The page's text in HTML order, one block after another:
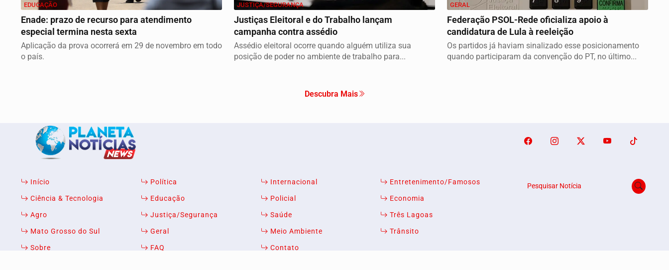
EDUCAÇÃO
Enade: prazo de recurso para atendimento
especial termina nesta sexta
Aplicação da prova ocorrerá em 29 de novembro em todo
o país.
JUSTIÇA/SEGURANÇA
Justiças Eleitoral e do Trabalho lançam
campanha contra assédio
Assédio eleitoral ocorre quando alguém utiliza sua
posição de poder no ambiente de trabalho para...
GERAL
Federação PSOL-Rede oficializa apoio à
candidatura de Lula à reeleição
Os partidos já haviam sinalizado esse posicionamento
quando participaram da convenção do PT, no último...
Descubra Mais
Início Política Internacional
Entretenimento/Famosos
Ciência & Tecnologia
Educação Policial
Economia
Agro
Justiça/Segurança Saúde
Três Lagoas
Mato Grosso do Sul
Geral Meio Ambiente
Trânsito
Sobre
FAQ Contato
Pesquisar Notícia
Termos de Uso e Privacidade
Esse site utiliza cookies para melhorar sua experiência de navegação. Ao continuar o acesso, entendemos que você concorda